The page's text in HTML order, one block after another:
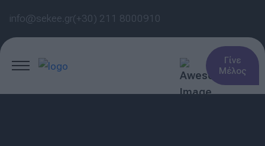
info@sekee.gr(+30) 211 8000910
Γίνε
Μέλος